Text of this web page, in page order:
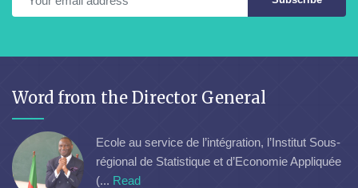
Word from the Director General
Ecole au service de l’intégration, l’Institut Sous-
régional de Statistique et d’Economie Appliquée
(... Read